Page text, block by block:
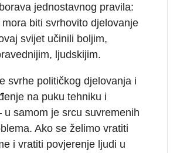
jednostavnog pravila:
biti svrhovito djelovanje
svijet učinili boljim,
ljudskijim.
svrhe političkog djelovanja i
na puku tehniku i
u samom je srcu suvremenih
Ako se želimo vratiti
i vratiti povjerenje ljudi u